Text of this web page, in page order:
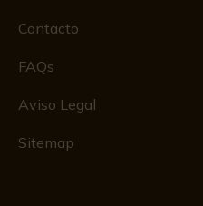
Contacto
FAQs
Aviso Legal
Sitemap